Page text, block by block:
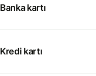
Banka kartı
Kredi kartı